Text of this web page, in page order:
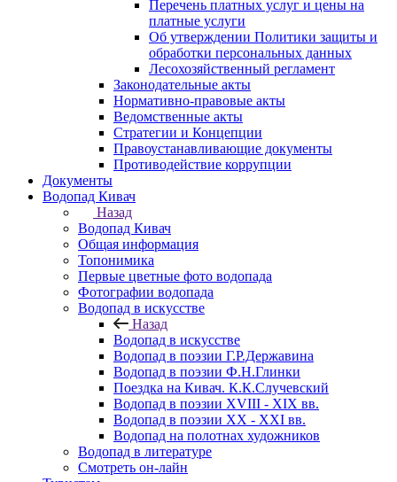
Перечень платных услуг и цены на
платные услуги
Об утверждении Политики защиты и
обработки персональных данных
Лесохозяйственный регламент
Законодательные акты
Нормативно-правовые акты
Ведомственные акты
Стратегии и Концепции
Правоустанавливающие документы
Противодействие коррупции
Документы
Водопад Кивач
Назад
Водопад Кивач
Общая информация
Топонимика
Первые цветные фото водопада
Фотографии водопада
Водопад в искусстве
Назад
Водопад в искусстве
Водопад в поэзии Г.Р.Державина
Водопад в поэзии Ф.Н.Глинки
Поездка на Кивач. К.К.Случевский
Водопад в поэзии XVIII - XIX вв.
Водопад в поэзии XX - XXI вв.
Водопад на полотнах художников
Водопад в литературе
Смотреть он-лайн